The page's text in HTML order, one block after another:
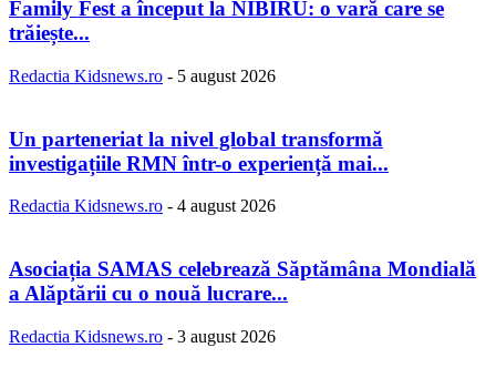
Family Fest a început la NIBIRU: o vară care se
trăiește...
Redactia Kidsnews.ro - 5 august 2026
Un parteneriat la nivel global transformă
investigațiile RMN într-o experiență mai...
Redactia Kidsnews.ro - 4 august 2026
Asociația SAMAS celebrează Săptămâna Mondială
a Alăptării cu o nouă lucrare...
Redactia Kidsnews.ro - 3 august 2026